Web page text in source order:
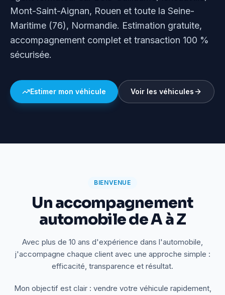
Mont-Saint-Aignan, Rouen et toute la Seine-
Maritime (76), Normandie. Estimation gratuite,
accompagnement complet et transaction 100 %
sécurisée.
Estimer mon véhicule Voir les véhicules
BIENVENUE
Un accompagnement
automobile de A à Z
Avec plus de 10 ans d'expérience dans l'automobile,
j'accompagne chaque client avec une approche simple :
efficacité, transparence et résultat.
Mon objectif est clair : vendre votre véhicule rapidement,